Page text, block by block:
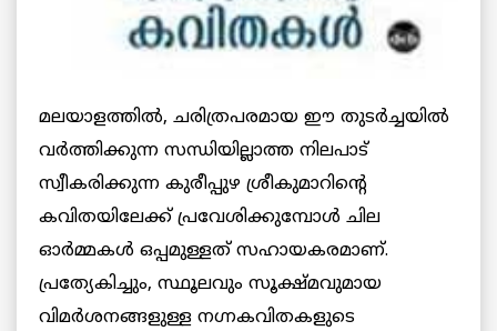
മലയാളത്തില്‍, ചരിത്രപരമായ ഈ തുടര്‍ച്ചയില്‍
വര്‍ത്തിക്കുന്ന സന്ധിയില്ലാത്ത നിലപാട്
സ്വീകരിക്കുന്ന കുരീപ്പുഴ ശ്രീകുമാറിന്റെ
കവിതയിലേക്ക് പ്രവേശിക്കുമ്പോള്‍ ചില
ഓര്‍മ്മകള്‍ ഒപ്പമുള്ളത് സഹായകരമാണ്.
പ്രത്യേകിച്ചും, സ്ഥൂലവും സൂക്ഷ്മവുമായ
വിമര്‍ശനങ്ങളുള്ള നഗ്നകവിതകളുടെ